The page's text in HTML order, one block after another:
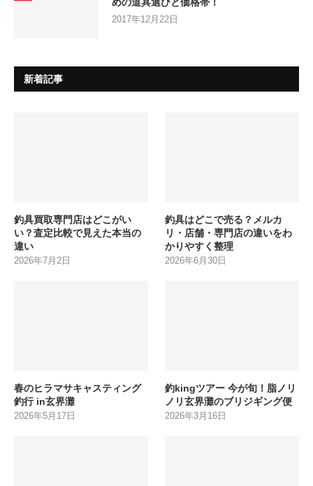
2017年12月22日
新着記事
釣具買取専門店はどこがい
い？査定比較で見えた本当の
違い
2026年7月2日
釣具はどこで売る？メルカ
リ・店舗・専門店の違いをわ
かりやすく整理
2026年6月30日
春のヒラマサキャスティング
釣行 in玄界灘
2026年5月17日
釣kingツアー 今が旬！脂ノリ
ノリ玄界灘のブリジギング便
2026年3月16日